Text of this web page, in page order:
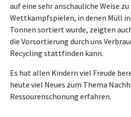
auf eine sehr anschauliche Weise
Wettkampfspielen, in denen Müll in
Tonnen sortiert wurde, zeigten
die Vorsortierung durch uns
Recycling stattfinden kann.
Es hat allen Kindern viel Freude
heute viel Neues zum Thema
Ressourenschonung erfahren.